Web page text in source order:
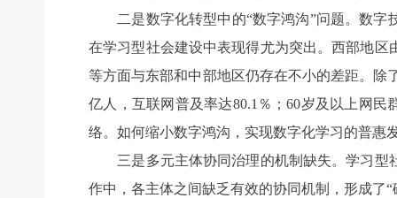
二是数字化转型中的“数字鸿沟”问题。数字
在学习型社会建设中表现得尤为突出。西部地
等方面与东部和中部地区仍存在不小的差距。除
亿人，互联网普及率达80.1％；60岁及以上网
络。如何缩小数字鸿沟，实现数字化学习的普惠
三是多元主体协同治理的机制缺失。学习型
作中，各主体之间缺乏有效的协同机制，形成了